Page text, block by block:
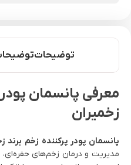
توضیحات
معرفی پانسمان
زخمیران
پانسمان پودر پرکننده زخم برند
مدیریت و درمان زخم‌های